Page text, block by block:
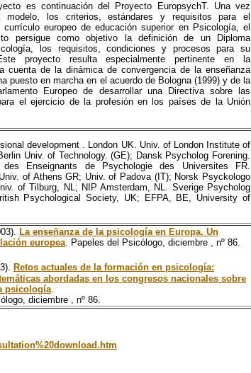
es continuación del Proyecto EuropsychT. Una vez
modelo, los criterios, estándares y requisitos para el
europeo de educación superior en Psicología, el
persigue como objetivo la definición de un Diploma
los requisitos, condiciones y procesos para su
proyecto resulta especialmente pertinente en la
cuenta de la dinámica de convergencia de la enseñanza
puesto en marcha en el acuerdo de Bologna (1999) y de la
Europeo de desarrollar una Directiva sobre las
el ejercicio de la profesión en los países de la Unión
development . London UK. Univ. of London Institute of
Univ. of Technology. (GE); Dansk Psycholog Forening.
des Enseignants de Psychologie des Universites FR.
of Athens GR; Univ. of Padova (IT); Norsk Psyckologo
of Tilburg, NL; NIP Amsterdam, NL. Sverige Psycholog
Psychological Society, UK; EFPA, BE, University of
La enseñanza de la psicología en Europa. Un
europea. Papeles del Psicólogo, diciembre , nº 86.
Retos actuales de la formación en psicología:
abordadas en los congresos nacionales sobre
psicología.
diciembre , nº 86.